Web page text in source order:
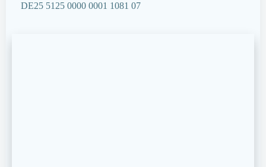
DE25 5125 0000 0001 1081 07